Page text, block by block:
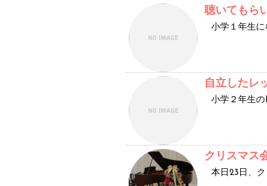
聴いてもら
小学１年生
自立したレ
小学２年生
クリスマス
本日23日、